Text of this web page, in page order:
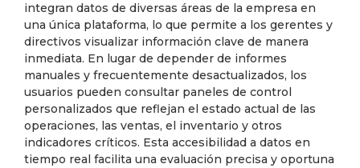
integran datos de diversas áreas de la empresa en
una única plataforma, lo que permite a los gerentes y
directivos visualizar información clave de manera
inmediata. En lugar de depender de informes
manuales y frecuentemente desactualizados, los
usuarios pueden consultar paneles de control
personalizados que reflejan el estado actual de las
operaciones, las ventas, el inventario y otros
indicadores críticos. Esta accesibilidad a datos en
tiempo real facilita una evaluación precisa y oportuna